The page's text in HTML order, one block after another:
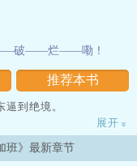
推荐本书
——破——烂——嘞！
到绝境。
展开 »
班》最新章节